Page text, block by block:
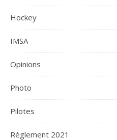
Hockey
IMSA
Opinions
Photo
Pilotes
Règlement 2021